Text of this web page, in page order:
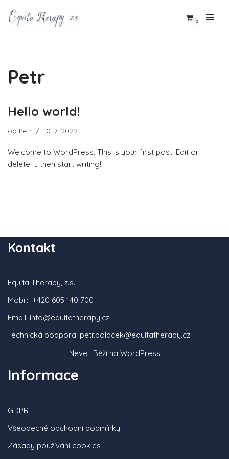
Přeskočit
0
Petr
Hello world!
od Petr 10. 7. 2022
Welcome to WordPress. This is your first post. Edit or
delete it, then start writing!
Kontakt
Equita Therapy, z.s.
Mobil: +420 605 140 700
Email: info@equitatherapy.cz
Technická podpora: petr.polacek@equitatherapy.cz
Neve | Běží na WordPress
Informace
GDPR
Všeobecné obchodní podmínky
Zásady používání cookies